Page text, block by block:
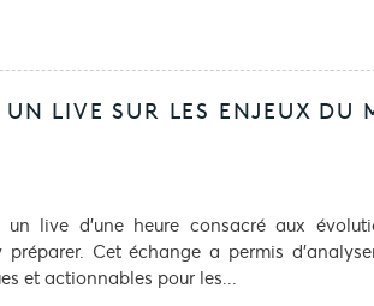
LIVE SUR LES ENJEUX DU
live d’une heure consacré aux
Cet échange a permis
et actionnables pour les...